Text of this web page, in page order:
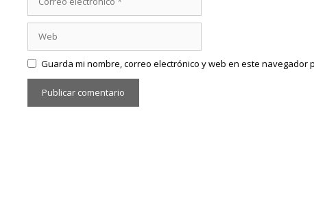
electrónico
Guarda mi nombre, correo electrónico y web en este navegador